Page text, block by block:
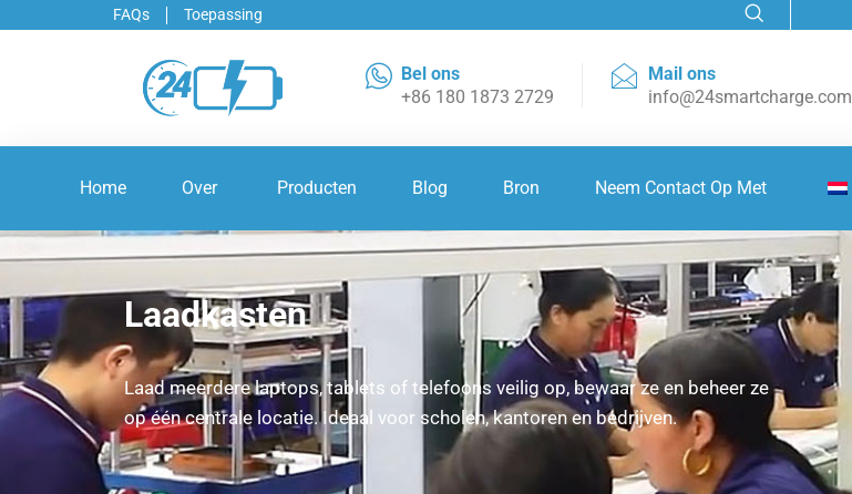
FAQs Toepassing
Bel ons
+86 180 1873 2729
Mail ons
info@24smartcharge.com
Home Over Producten Blog Bron Neem Contact Op Met
Laadkasten
Laad meerdere laptops, tablets of telefoons veilig op, bewaar ze en beheer ze
op één centrale locatie. Ideaal voor scholen, kantoren en bedrijven.